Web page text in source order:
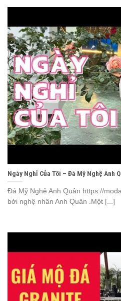
Ngày Nghỉ Của Tôi – Đá Mỹ Nghệ Anh
Đá Mỹ Nghệ Anh Quân https://
bởi nghệ nhân Anh Quân .Một [...]